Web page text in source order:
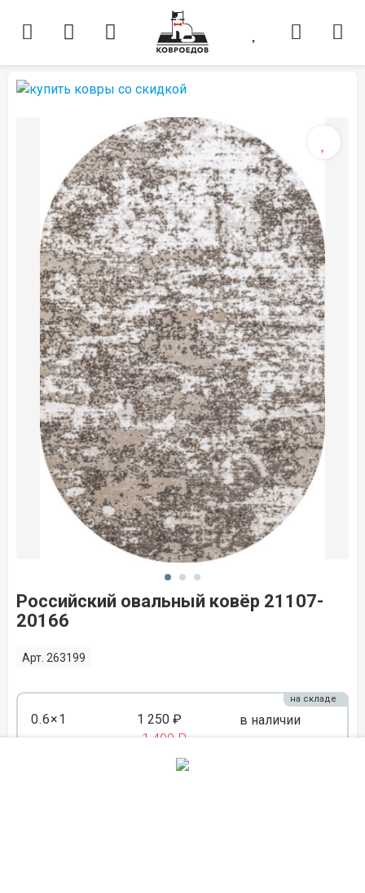
Российский овальный ковёр 21107-
20166
Арт. 263199
0.6×1 1 250 ₽
1 400 ₽
в наличии
на складе